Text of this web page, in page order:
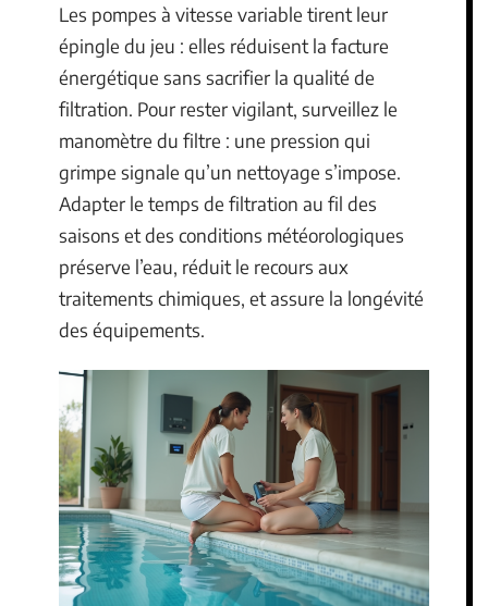
Les pompes à vitesse variable tirent leur
épingle du jeu : elles réduisent la facture
énergétique sans sacrifier la qualité de
filtration. Pour rester vigilant, surveillez le
manomètre du filtre : une pression qui
grimpe signale qu’un nettoyage s’impose.
Adapter le temps de filtration au fil des
saisons et des conditions météorologiques
préserve l’eau, réduit le recours aux
traitements chimiques, et assure la longévité
des équipements.